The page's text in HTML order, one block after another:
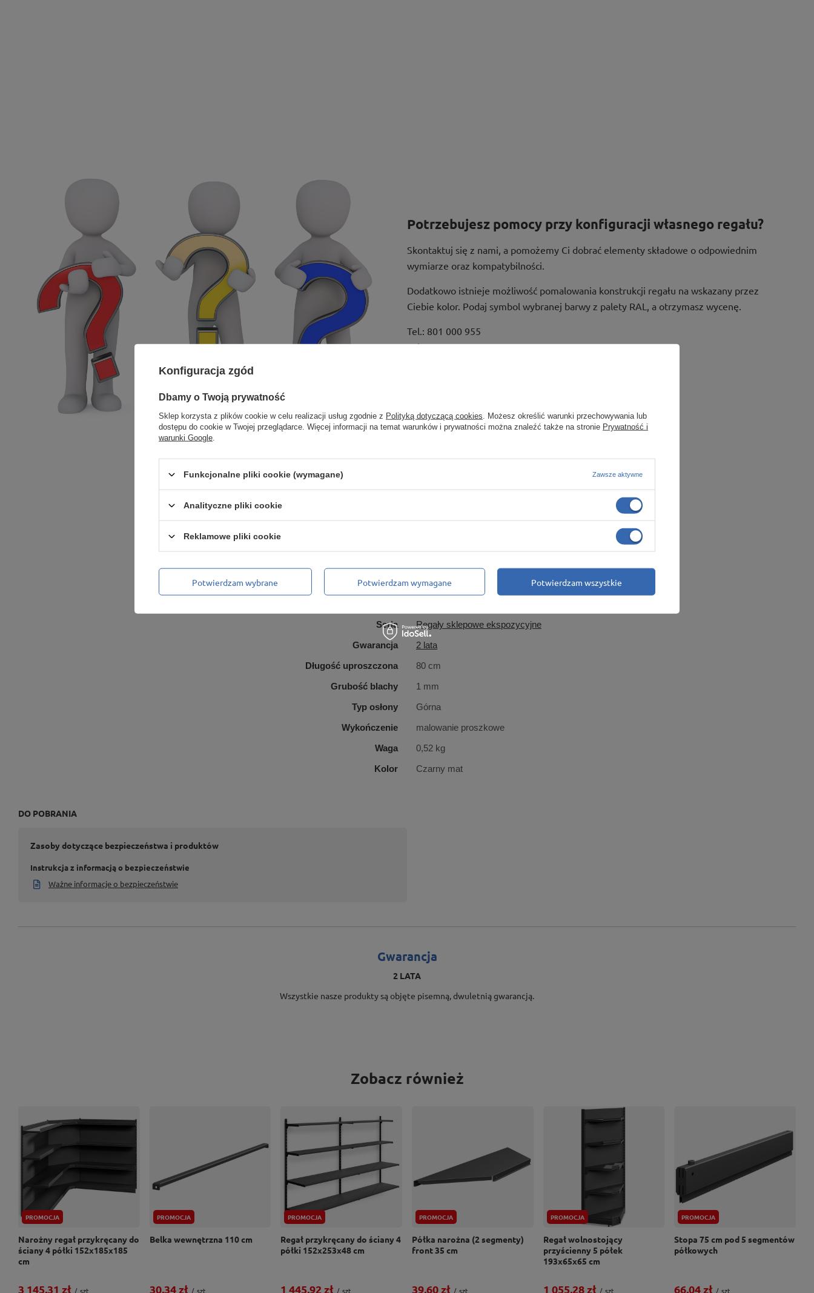
Potrzebujesz pomocy przy konfiguracji własnego regału?
Skontaktuj się z nami, a pomożemy Ci dobrać elementy składowe o odpowiednim
wymiarze oraz kompatybilności.
Dodatkowo istnieje możliwość pomalowania konstrukcji regału na wskazany przez
Ciebie kolor. Podaj symbol wybranej barwy z palety RAL, a otrzymasz wycenę.
Tel.: 801 000 955
Tel.:41 24 35 955 wew. 812
Podmiot odpowiedzialny za ten produkt na terenie UE
MARBO Ulikowski Spółka Komandytowa Więcej
Seria
Regały sklepowe ekspozycyjne
Gwarancja
2 lata
Długość uproszczona
80 cm
Grubość blachy
1 mm
Typ osłony
Górna
Wykończenie
malowanie proszkowe
Waga
0,52 kg
Kolor
Czarny mat
DO POBRANIA
Zasoby dotyczące bezpieczeństwa i produktów
Instrukcja z informacją o bezpieczeństwie
Ważne informacje o bezpieczeństwie
Gwarancja
2 LATA
Wszystkie nasze produkty są objęte pisemną, dwuletnią gwarancją.
Zobacz również
PROMOCJA
Narożny regał przykręcany do
ściany 4 półki 152x185x185
cm
3 145,31 zł / szt.
PROMOCJA
Belka wewnętrzna 110 cm
30,34 zł / szt.
PROMOCJA
Regał przykręcany do ściany 4
półki 152x253x48 cm
1 445,92 zł / szt.
PROMOCJA
Półka narożna (2 segmenty)
front 35 cm
39,60 zł / szt.
PROMOCJA
Regał wolnostojący
przyścienny 5 półek
193x65x65 cm
1 055,28 zł / szt.
PROMOCJA
Stopa 75 cm pod 5 segmentów
półkowych
66,04 zł / szt.
Konfiguracja zgód
Dbamy o Twoją prywatność
Sklep korzysta z plików cookie w celu realizacji usług zgodnie z Polityką dotyczącą cookies . Możesz określić warunki przechowywania lub
dostępu do cookie w Twojej przeglądarce. Więcej informacji na temat warunków i prywatności można znaleźć także na stronie Prywatność i
warunki Google
Funkcjonalne pliki cookie (wymagane) Zawsze aktywne
Analityczne pliki cookie
Reklamowe pliki cookie
Potwierdzam wybrane Potwierdzam wymagane Potwierdzam wszystkie